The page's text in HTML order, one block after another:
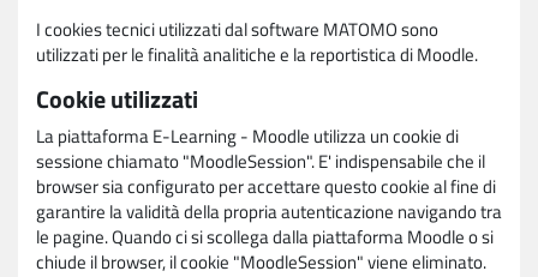
I cookies tecnici utilizzati dal software MATOMO sono
utilizzati per le finalità analitiche e la reportistica di Moodle.
Cookie utilizzati
La piattaforma E-Learning - Moodle utilizza un cookie di
sessione chiamato "MoodleSession". E' indispensabile che il
browser sia configurato per accettare questo cookie al fine di
garantire la validità della propria autenticazione navigando tra
le pagine. Quando ci si scollega dalla piattaforma Moodle o si
chiude il browser, il cookie "MoodleSession" viene eliminato.